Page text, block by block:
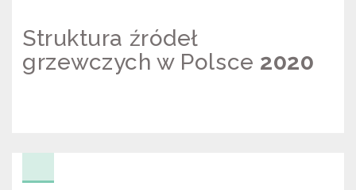
Struktura źródeł
grzewczych w Polsce 2020